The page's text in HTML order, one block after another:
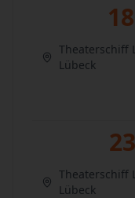
18
Theaterschiff
Lübeck
23
Theaterschiff
Lübeck